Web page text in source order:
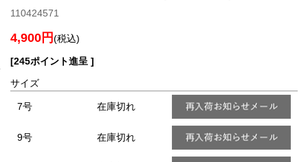
110424571
4,900円(税込)
[245ポイント進呈 ]
サイズ
7号 在庫切れ
9号 在庫切れ